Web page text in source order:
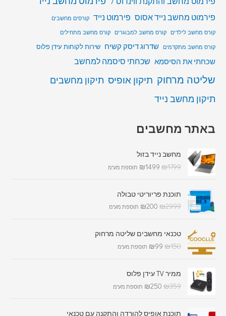
פירמוט מחשב נייד אסוס פירמוט נייד קורסים מחשבים
קורס מחשב לילדים
קורס מחשב למבוגרים
קורס מחשב מתחילים
קורס מחשב מתקדמים
שדרוג דיסק קשיח שירות לקוחות עידן פלוס
שכחתי את הסיסמא שכחתי סיסמה למחשב
שליטה מרחוק תיקון אופיס תיקון מחשבים
תיקון מחשב נייד
באתר מחשבים
מחשב נייד בזול
₪1799
₪1499 תוספת מע"מ
תוכנת פריוריטי טבולה
₪2999
₪200 תוספת מע"מ
טכנאי מחשבים שליטה מרחוק
₪150
₪99 תוספת מע"מ
ממיר TV עידן פלוס
₪359
₪250 תוספת מע"מ
תוכנת אופיס להורדה והתקנה עם טכנאי